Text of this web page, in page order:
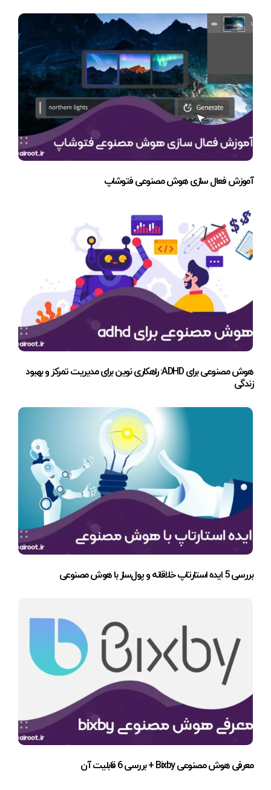
آموزش فعال سازی هوش مصنوعی فتوشاپ
هوش مصنوعی برای ADHD: راهکاری نوین برای مدیریت تمرکز و بهبود
زندگی
بررسی 5 ایده استارتاپ خلاقانه و پول‌ساز با هوش مصنوعی
معرفی هوش مصنوعی Bixby + بررسی 6 قابلیت آن